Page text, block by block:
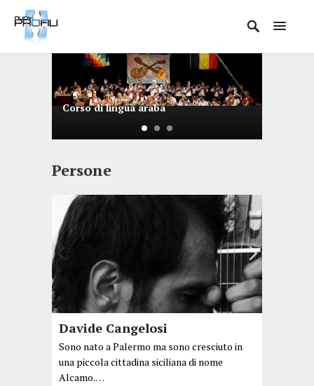
Corso di lingua araba
Persone
Davide Cangelosi
Sono nato a Palermo ma sono cresciuto in
una piccola cittadina siciliana di nome
Alcamo.…